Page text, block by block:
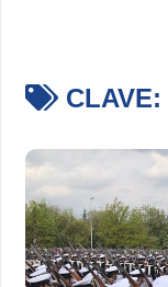
CLAVE: